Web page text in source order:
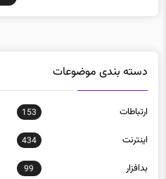
دسته بندی موضوعات
ارتباطات 153
اينترنت 434
بدافزار 99